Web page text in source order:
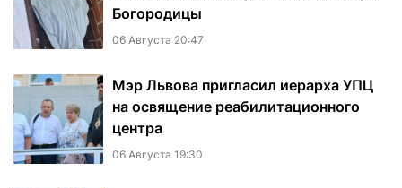
Богородицы
06 Августа 20:47
Мэр Львова пригласил иерарха УПЦ
на освящение реабилитационного
центра
06 Августа 19:30